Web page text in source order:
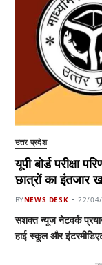
उत्तर प्रदेश
यूपी बोर्ड परीक्षा
छात्रों का इंतजार
BYNEWS DESK 22/
सशक्त न्यूज नेटवर्क
हाई स्कूल और